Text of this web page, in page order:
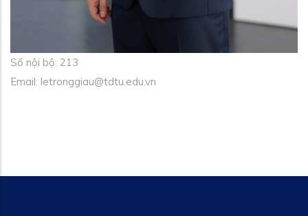
Số nội bộ: 213
Email: letronggiau@tdtu.edu.vn